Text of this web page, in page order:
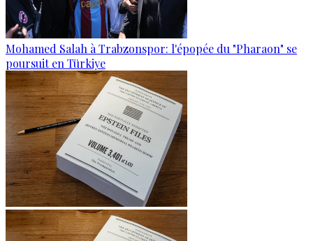
Mohamed Salah à Trabzonspor: l'épopée du "Pharaon" se
poursuit en Türkiye